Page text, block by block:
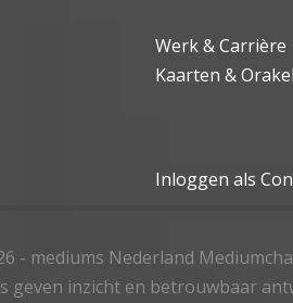
Werk & Carrière
Kaarten &
Inloggen als
- mediums Nederland
geven inzicht en betrouwbaar